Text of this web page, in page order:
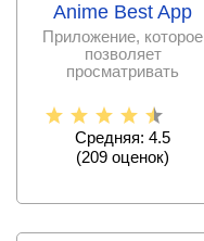
Anime Best App
Приложение, которое
позволяет
просматривать
существующих аниме
фильмов и
Средняя: 4.5
(209 оценок)